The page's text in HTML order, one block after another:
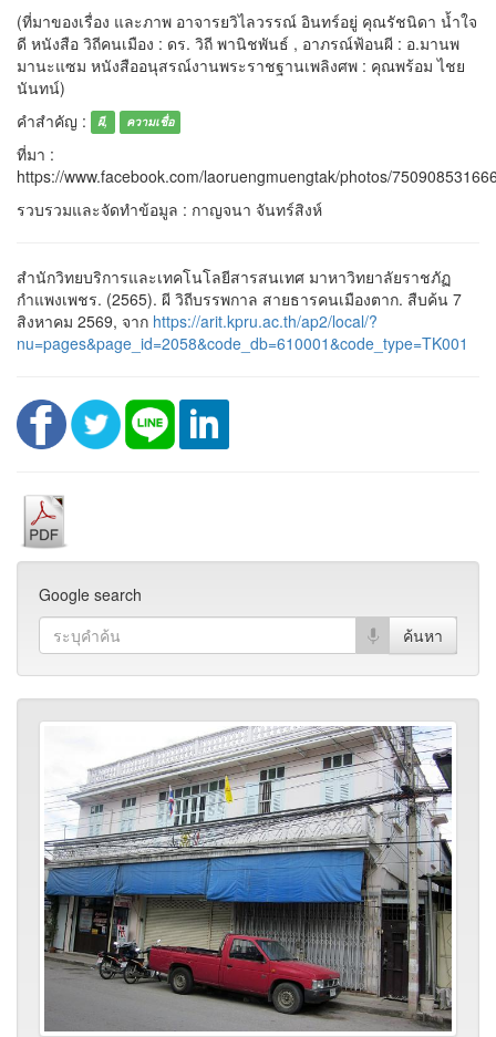
(ที่มาของเรื่อง และภาพ อาจารยวิไลวรรณ์ อินทร์อยู่ คุณรัชนิดา น้ำใจ
ดี หนังสือ วิถีคนเมือง : ดร. วิถี พานิชพันธ์ , อาภรณ์ฟ้อนผี : อ.มานพ
มานะแซม หนังสืออนุสรณ์งานพระราชฐานเพลิงศพ : คุณพร้อม ไชย
นันทน์)
คำสำคัญ :
ผี, ความเชื่อ
ที่มา :
https://www.facebook.com/laoruengmuengtak/photos/
รวบรวมและจัดทำข้อมูล : กาญจนา จันทร์สิงห์
สำนักวิทยบริการและเทคโนโลยีสารสนเทศ มาหาวิทยาลัยราชภัฏ
กำแพงเพชร. (2565). ผี วิถีบรรพกาล สายธารคนเมืองตาก. สืบค้น 7
สิงหาคม 2569, จาก https://arit.kpru.ac.th/ap2/local/?
nu=pages&page_id=2058&code_db=610001&code_type=TK001
Google search